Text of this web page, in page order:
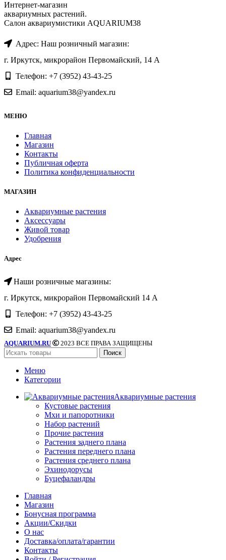
Интернет-магазин
аквариумных растений.
Салон аквариумистики AQUARIUM38
Адрес: Наш розничный магазин:
г. Иркутск, микрорайон Первомайский, 14 А
Телефон: +7 (3952) 43-43-25
Email: aquarium38@yandex.ru
МЕНЮ
Главная
Магазин
Контакты
Публичная оферта
Политика конфиденциальности
МАГАЗИН
Аквариумные растения
Аксессуары
Живой товар
Удобрения
Адрес
Наши розничные магазины:
г. Иркутск, микрорайон Первомайский 14 А
Телефон: +7 (3952) 43-43-25
Email: aquarium38@yandex.ru
AQUARIUM.RU
2023 ВСЕ ПРАВА ЗАЩИЩЕНЫ
Поиск
Меню
Категории
Аквариумные растения
Кустовые растения
Мхи и папоротники
Набор растений
Прочие растения
Растения заднего плана
Растения переднего плана
Растения среднего плана
Эхинодорусы
Буцефаландры
Главная
Магазин
Бонусная программа
Акции/Скидки
О нас
Доставка/оплата/гарантии
Контакты